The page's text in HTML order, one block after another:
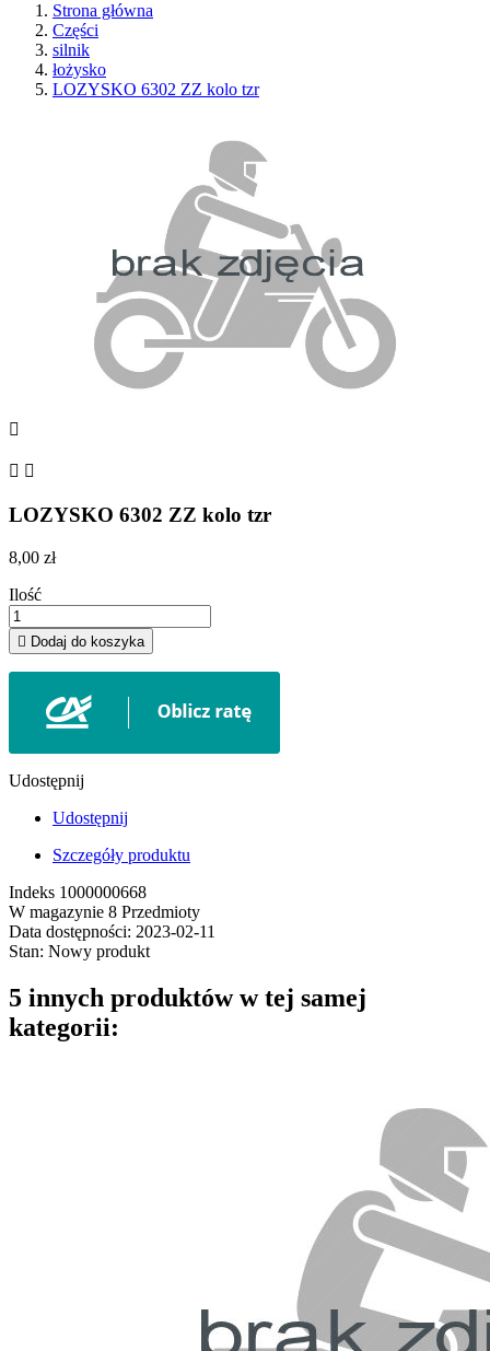
Strona główna
Części
silnik
łożysko
LOZYSKO 6302 ZZ kolo tzr

 
LOZYSKO 6302 ZZ kolo tzr
8,00 zł
Ilość
 Dodaj do koszyka
Udostępnij
Udostępnij
Szczegóły produktu
Indeks 1000000668
W magazynie 8 Przedmioty
Data dostępności: 2023-02-11
Stan: Nowy produkt
5 innych produktów w tej samej
kategorii: